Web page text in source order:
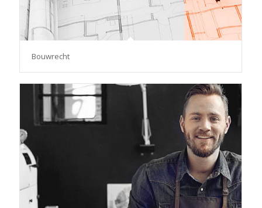
Bouwrecht